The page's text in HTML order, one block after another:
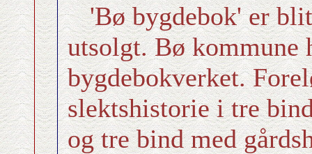
'Bø bygdebok' er
utsolgt. Bø kommune
bygdebokverket.
slektshistorie i tre
og tre bind med